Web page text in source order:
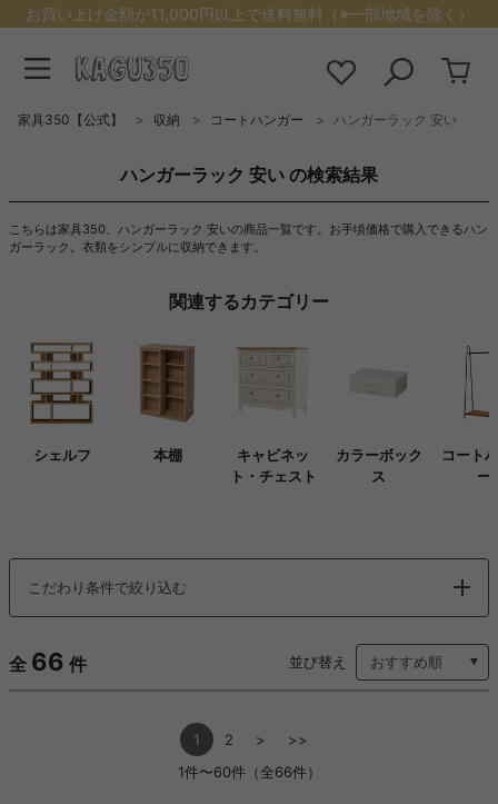
お買い上げ金額が11,000円以上で送料無料（※一部地域を除く）
家具350【公式】 収納 コートハンガー ハンガーラック 安い
ハンガーラック 安い の検索結果
こちらは家具350、ハンガーラック 安いの商品一覧です。お手頃価格で購入できるハン
ガーラック。衣類をシンプルに収納できます。
関連するカテゴリー
シェルフ 本棚
キャビネッ
ト・チェスト
カラーボック
ス
コート
ー
こだわり条件で絞り込む
全 66 件 並び替え
1 2 >
>>
1件〜60件（全66件）